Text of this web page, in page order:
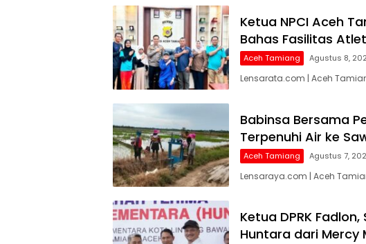
Ketua NPCI Aceh
Bahas Fasilitas
Aceh Tamiang Agustus 8,
Lensarata.com | Aceh
Babinsa Bersama
Terpenuhi Air ke
Aceh Tamiang Agustus 7,
Lensaraya.com | Aceh
Ketua DPRK
Huntara dari Mercy